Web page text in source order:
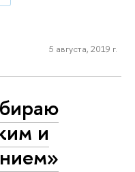
5 августа, 2019 г.
и